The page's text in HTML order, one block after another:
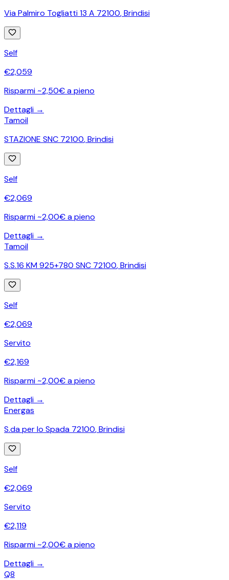
Via Palmiro Togliatti 13 A 72100,Brindisi
Self
€2,059
Risparmi ~2,50€ a pieno
Dettagli →
Tamoil
STAZIONE SNC 72100,Brindisi
Self
€2,069
Risparmi ~2,00€ a pieno
Dettagli →
Tamoil
S.S.16 KM 925+780 SNC 72100,Brindisi
Self
€2,069
Servito
€2,169
Risparmi ~2,00€ a pieno
Dettagli →
Energas
S.da per lo Spada 72100,Brindisi
Self
€2,069
Servito
€2,119
Risparmi ~2,00€ a pieno
Dettagli →
Q8